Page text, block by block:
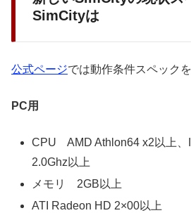
SimCityは
公式ページでは動作条件スペックを
PC用
CPU AMD Athlon64 x2以上、
2.0Ghz以上
メモリ 2GB以上
ATI Radeon HD 2×00以上